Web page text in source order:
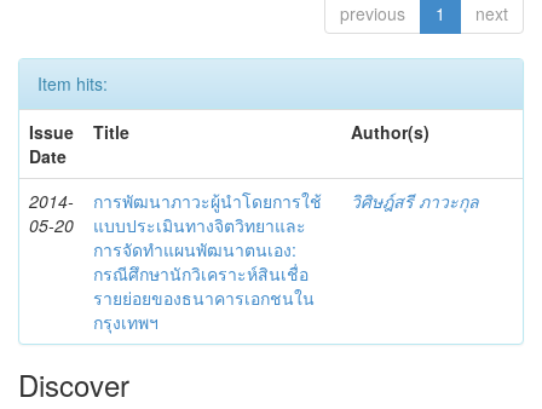
previous 1 next
Item hits:
Issue
Date
Title Author(s)
2014-
05-20
การพัฒนาภาวะผู้นำโดยการใช้
แบบประเมินทางจิตวิทยาและ
การจัดทำแผนพัฒนาตนเอง:
กรณีศึกษานักวิเคราะห์สินเชื่อ
รายย่อยของธนาคารเอกชนใน
กรุงเทพฯ
วิศิษฎ์สรี ภาวะกุล
Discover